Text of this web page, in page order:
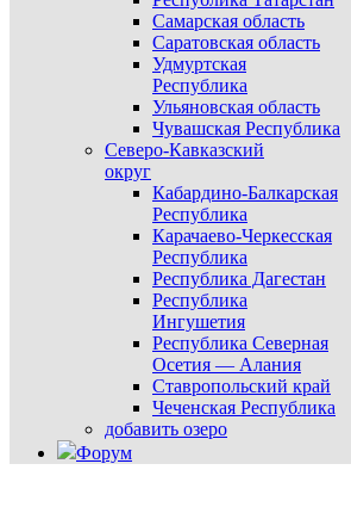
Самарская область
Саратовская область
Удмуртская
Республика
Ульяновская область
Чувашская Республика
Северо-Кавказский
округ
Кабардино-Балкарская
Республика
Карачаево-Черкесская
Республика
Республика Дагестан
Республика
Ингушетия
Республика Северная
Осетия — Алания
Ставропольский край
Чеченская Республика
добавить озеро
Форум